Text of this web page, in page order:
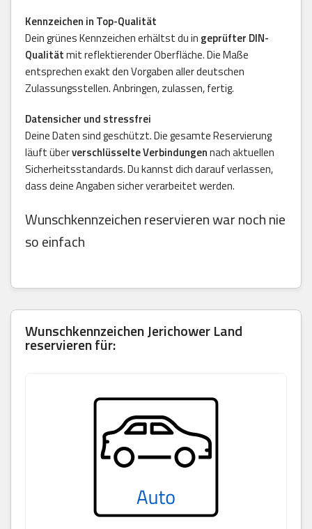
Kennzeichen in Top-Qualität
Dein grünes Kennzeichen erhältst du in geprüfter DIN-
Qualitätmit reflektierender Oberfläche. Die Maße
entsprechen exakt den Vorgaben aller deutschen
Zulassungsstellen. Anbringen, zulassen, fertig.
Datensicher und stressfrei
Deine Daten sind geschützt. Die gesamte Reservierung
läuft überverschlüsselte Verbindungennach aktuellen
Sicherheitsstandards. Du kannst dich darauf verlassen,
dass deine Angaben sicher verarbeitet werden.
Wunschkennzeichen reservieren war noch nie
so einfach
WunschkennzeichenJerichower Land
reservieren für: